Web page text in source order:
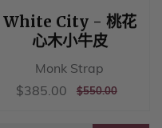
White City - 桃花
心木小牛皮
Monk Strap
销
$385.00 $385.00
正
$550.00$550.00